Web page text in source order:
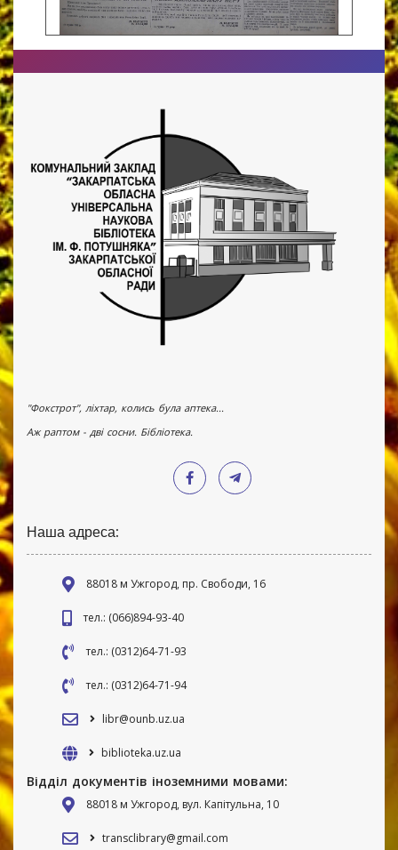
"Фокстрот", ліхтар, колись була аптека...
Аж раптом - дві сосни. Бібліотека.
Наша адреса:
88018 м Ужгород, пр. Свободи, 16
тел.: (066)894-93-40
тел.: (0312)64-71-93
тел.: (0312)64-71-94
libr@ounb.uz.ua
biblioteka.uz.ua
Відділ документів іноземними мовами:
88018 м Ужгород, вул. Капітульна, 10
transclibrary@gmail.com